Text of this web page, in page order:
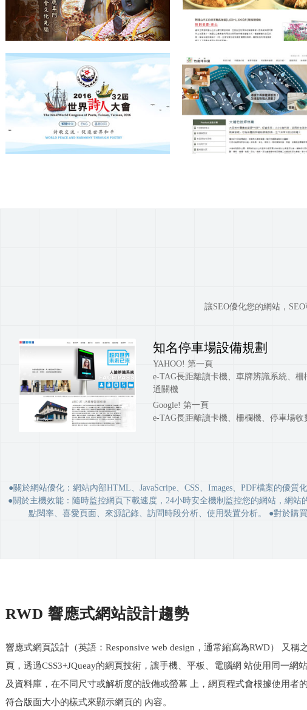
讓SEO優化您的網站，
知名停車場設備規劃
YAHOO! 第一頁
e-TAG長距離讀卡機、車牌辨識系統、柵
通關機
Google! 第一頁
e-TAG長距離讀卡機、柵欄機、停車場收
●關於網站優化：網站內部HTML、JavaScripe、CSS、Images、PDF檔案的優
●關於主機效能：隨時監控網頁下載速度，24小時安全機制監控您的網站，網
點閱率、喜愛頁面、來源記錄、訪問時段分析、使用裝置分析。 ●對於購
RWD 響應式網站設計趨勢
響應式網頁設計（英語：Responsive web design，通常縮寫為RWD） 又稱
頁，透過CSS3+JQueay的網頁技術，讓手機、平板、電腦網 站使用同一網
及資料庫，在不同尺寸或解析度的設備或螢幕 上，網頁程式會根據使用者
符合版面大小的樣式來顯示網頁的 內容。